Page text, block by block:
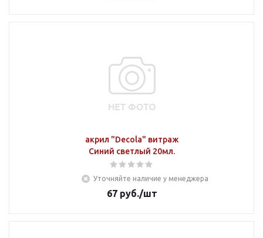
акрил "Decola" витраж
Синий светлый 20мл.
Уточняйте наличие у менеджера
67руб./шт